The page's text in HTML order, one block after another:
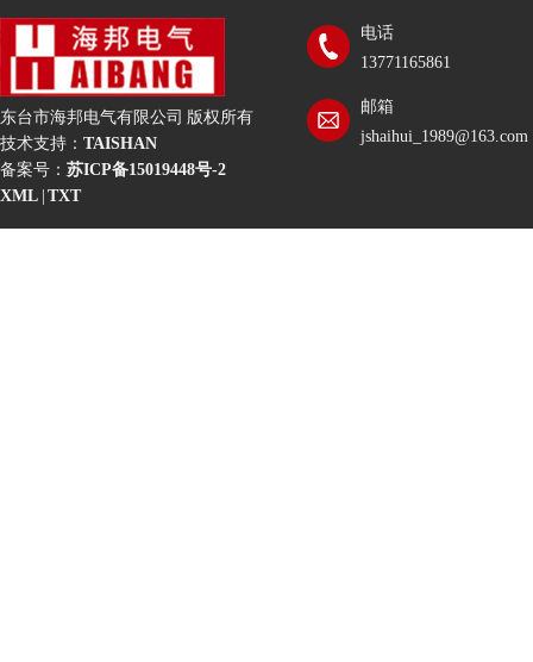
东台市海邦电气有限公司 版权所有
技术支持： TAISHAN
备案号： 苏ICP备15019448号-2
XML TXT
电话
13771165861
邮箱
jshaihui_1989@163.com